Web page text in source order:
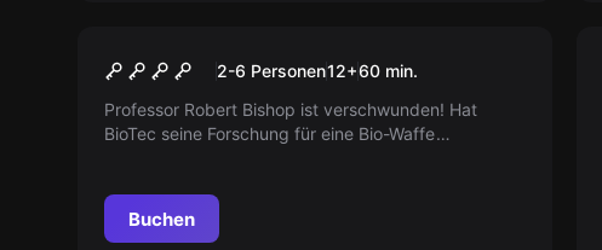
Biohazard2-6 Personen12+60 min.
Professor Robert Bishop ist verschwunden! Hat
BioTec seine Forschung für eine Bio-Waffe
Buchen